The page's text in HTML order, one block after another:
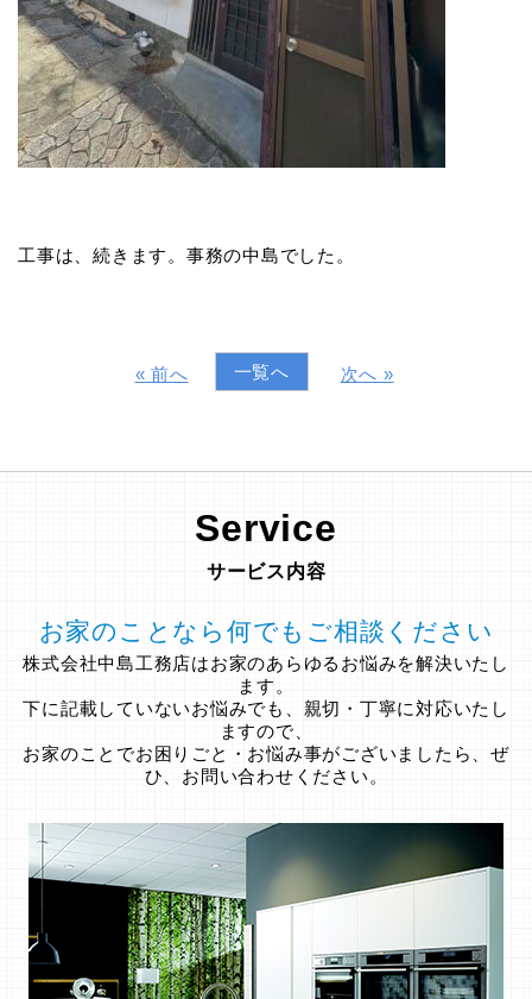
工事は、続きます。事務の中島でした。
« 前へ 一覧へ 次へ »
Service
サービス内容
お家のことなら何でもご相談ください
株式会社中島工務店はお家のあらゆるお悩みを解決いたし
ます。
下に記載していないお悩みでも、親切・丁寧に対応いたし
ますので、
お家のことでお困りごと・お悩み事がございましたら、ぜ
ひ、お問い合わせください。